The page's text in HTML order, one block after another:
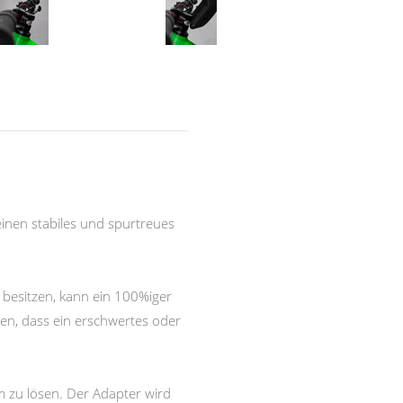
stabiles und spurtreues
kann ein 100%iger
dass ein erschwertes oder
zu lösen. Der Adapter wird